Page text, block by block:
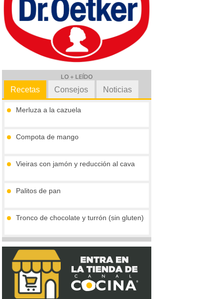
LO + LEÍDO
Recetas
Merluza a la cazuela
Compota de mango
Vieiras con jamón y reducción al cava
Palitos de pan
Tronco de chocolate y turrón (sin gluten)
Crema de boletus y huevo de codorniz
Consejos Noticias